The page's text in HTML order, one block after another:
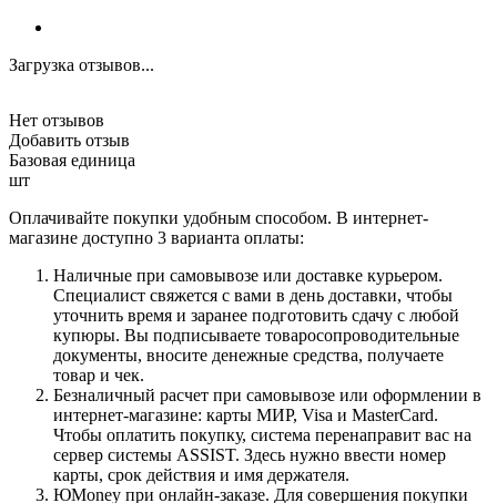
Загрузка отзывов...
Нет отзывов
Добавить отзыв
Базовая единица
шт
Оплачивайте покупки удобным способом. В интернет-
магазине доступно 3 варианта оплаты:
Наличные при самовывозе или доставке курьером.
Специалист свяжется с вами в день доставки, чтобы
уточнить время и заранее подготовить сдачу с любой
купюры. Вы подписываете товаросопроводительные
документы, вносите денежные средства, получаете
товар и чек.
Безналичный расчет при самовывозе или оформлении в
интернет-магазине: карты МИР, Visa и MasterCard.
Чтобы оплатить покупку, система перенаправит вас на
сервер системы ASSIST. Здесь нужно ввести номер
карты, срок действия и имя держателя.
ЮMoney при онлайн-заказе. Для совершения покупки